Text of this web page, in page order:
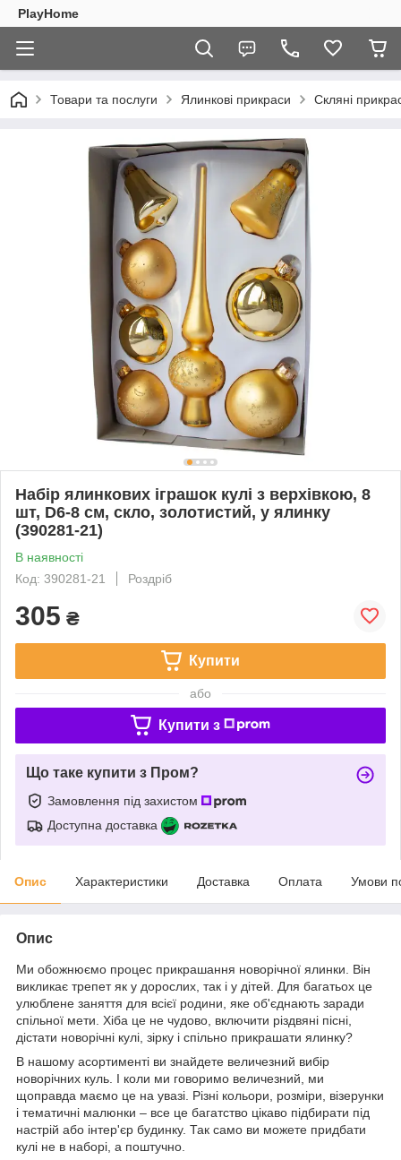
PlayHome
Товари та послуги Ялинкові прикраси Скляні
Набір ялинкових іграшок кулі з верхівкою, 8
шт, D6-8 см, скло, золотистий, у ялинку
(390281-21)
В наявності
Код: 390281-21
Роздріб
305 ₴
Купити
або
Купити з
Що таке купити з Пром?
Замовлення під захистом
Доступна доставка
Опис Характеристики Доставка Оплата Умови
Опис
Ми обожнюємо процес прикрашання новорічної ялинки. Він
викликає трепет як у дорослих, так і у дітей. Для багатьох це
улюблене заняття для всієї родини, яке об'єднають заради
спільної мети. Хіба це не чудово, включити різдвяні пісні,
дістати новорічні кулі, зірку і спільно прикрашати ялинку?
В нашому асортименті ви знайдете величезний вибір
новорічних куль. І коли ми говоримо величезний, ми
щоправда маємо це на увазі. Різні кольори, розміри, візерунки
і тематичні малюнки – все це багатство цікаво підбирати під
настрій або інтер'єр будинку. Так само ви можете придбати
кулі не в наборі, а поштучно.